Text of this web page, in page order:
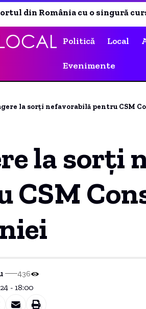
Politică Local
Evenimente
la sorți nefavorabilă pentru CSM
la sorți
CSM
- 18:00
436